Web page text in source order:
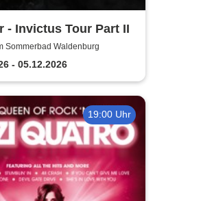
- Invictus Tour Part II
Sommerbad Waldenburg
- 05.12.2026
19:00 Uhr